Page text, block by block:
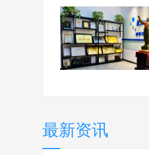
最新资讯